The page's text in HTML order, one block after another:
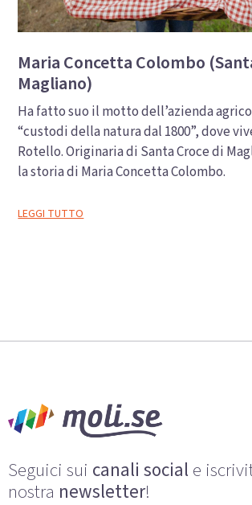
Maria Concetta Colombo
Magliano)
Ha fatto suo il motto dell’azienda
“custodi della natura dal 1800”, dove
Rotello. Originaria di Santa Croce di
la storia di Maria Concetta Colombo.
LEGGI TUTTO
Seguici sui canali social e
nostra newsletter!